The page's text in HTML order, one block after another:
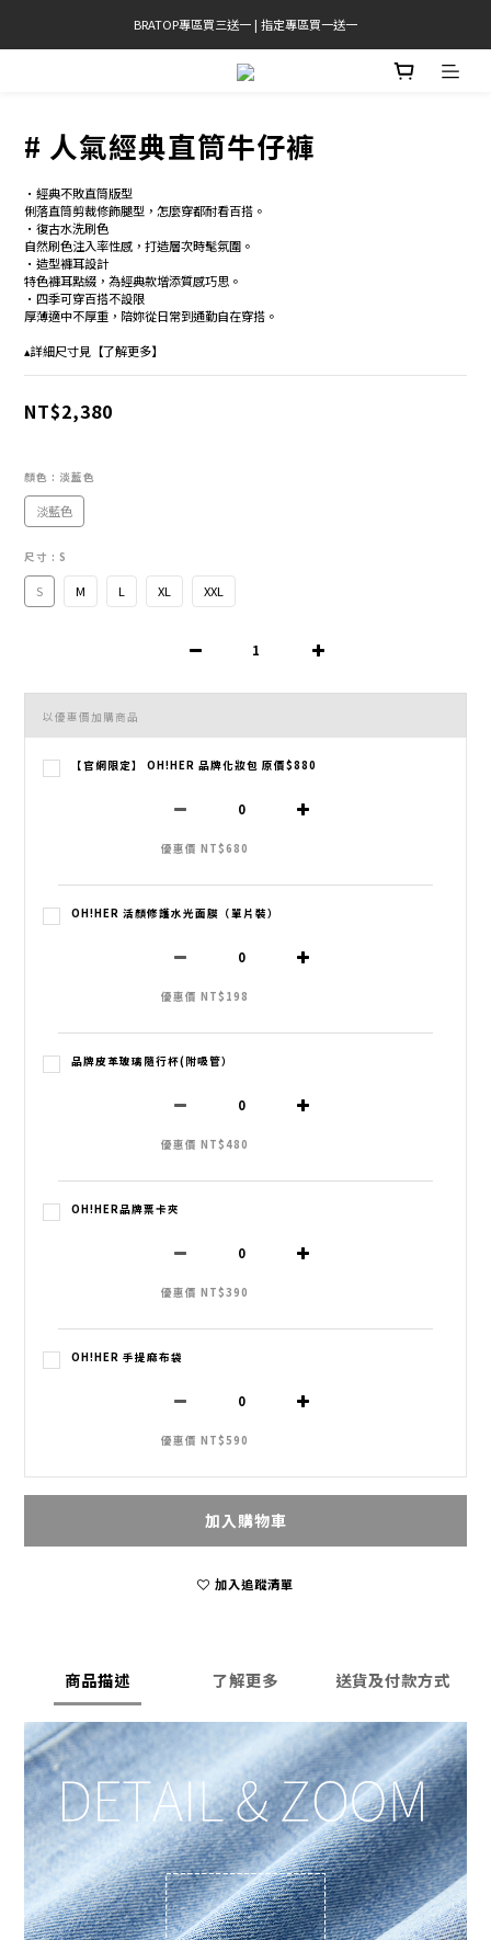
官網限定! 滿千免運(僅限台灣本島)
BRATOP專區買三送一 | 指定專區買一送一
官網限定! 滿千免運(僅限台灣本島)
# 人氣經典直筒牛仔褲
•經典不敗直筒版型
俐落直筒剪裁修飾腿型，怎麼穿都耐看百搭。
•復古水洗刷色
自然刷色注入率性感，打造層次時髦氛圍。
•造型褲耳設計
特色褲耳點綴，為經典款增添質感巧思。
•四季可穿百搭不設限
厚薄適中不厚重，陪妳從日常到通勤自在穿搭。
▴詳細尺寸見【了解更多】
NT$2,380
顏色 : 淡藍色
淡藍色
尺寸 : S
S M L XL XXL
以優惠價加購商品
【官網限定】 OH!HER 品牌化妝包 原價$880
優惠價 NT$680
OH!HER 活顏修護水光面膜（單片裝）
優惠價 NT$198
品牌皮革玻璃隨行杯(附吸管）
優惠價 NT$480
OH!HER品牌票卡夾
優惠價 NT$390
OH!HER 手提麻布袋
優惠價 NT$590
加入購物車
加入追蹤清單
商品描述 了解更多 送貨及付款方式